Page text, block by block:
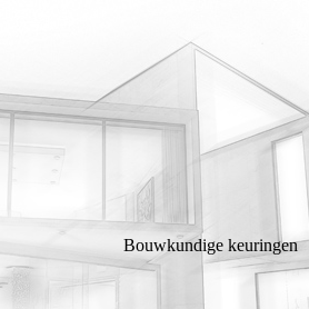
Bouwkundige keuringen